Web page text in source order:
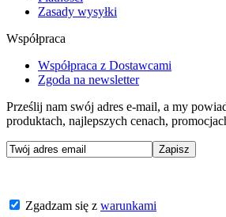
Zasady wysyłki
Współpraca
Współpraca z Dostawcami
Zgoda na newsletter
Prześlij nam swój adres e-mail, a my
produktach, najlepszych cenach,
Zgadzam się z warunkami